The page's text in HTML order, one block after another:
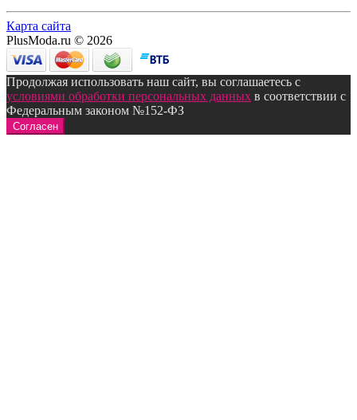
Карта сайта
PlusModa.ru © 2026
Продолжая использовать наш сайт, вы соглашаетесь с
условиями обработки персональных данных в соответствии с
Федеральным законом №152-ФЗ
Согласен